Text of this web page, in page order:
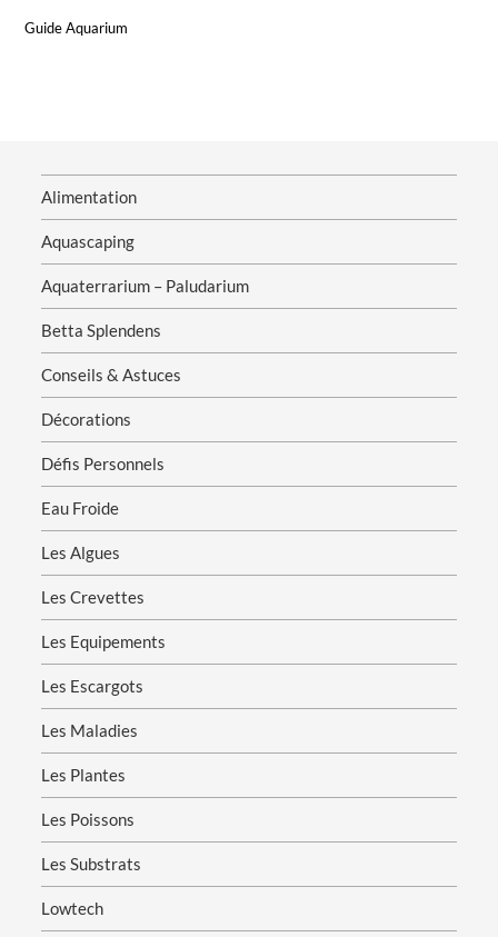
Guide Aquarium
Alimentation
Aquascaping
Aquaterrarium – Paludarium
Betta Splendens
Conseils & Astuces
Décorations
Défis Personnels
Eau Froide
Les Algues
Les Crevettes
Les Equipements
Les Escargots
Les Maladies
Les Plantes
Les Poissons
Les Substrats
Lowtech